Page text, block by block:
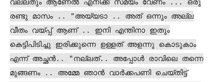
വല്ലതും ആണേൽ എനിക്ക് സമയം വേണം ... ഒരു
രണ്ടു മാസം .. "അയ്യടാ .. അത് ഒന്നും അല്ല
വീതം വയ്പ്പ് ആണ് .. ഇനി എന്തിനാ ഇതും
കെട്ടിപിടിച്ചു ഇരിക്കുന്നെ ഉള്ളത് അളന്നു കൊടുകാം
എന്ന് അച്ഛൻ.. "നല്ലത്.. അപ്പോൾ രാവിലെ തന്നെ
മുങ്ങണം .. അമ്മേ ഞാൻ വാർക്കപണി ചെയ്തിട്ട്